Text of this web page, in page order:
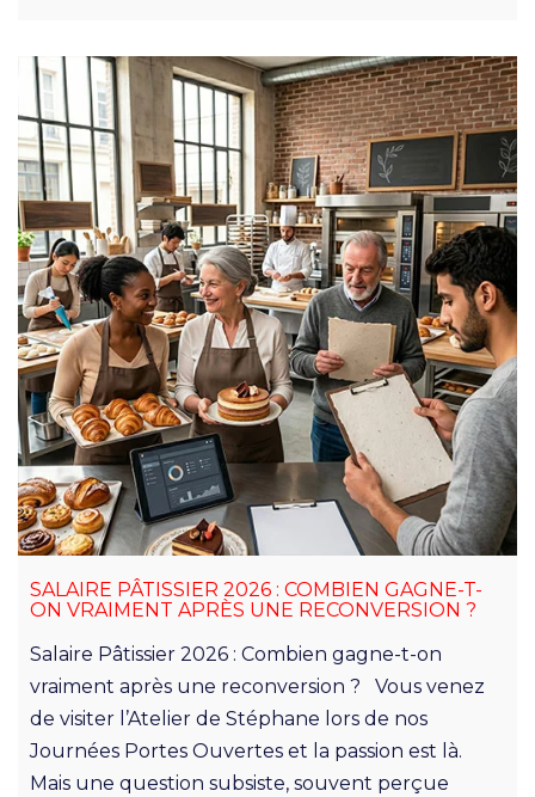
SALAIRE PÂTISSIER 2026 : COMBIEN GAGNE-T-
ON VRAIMENT APRÈS UNE RECONVERSION ?
Salaire Pâtissier 2026 : Combien gagne-t-on
vraiment après une reconversion ? Vous venez
de visiter l’Atelier de Stéphane lors de nos
Journées Portes Ouvertes et la passion est là.
Mais une question subsiste, souvent perçue